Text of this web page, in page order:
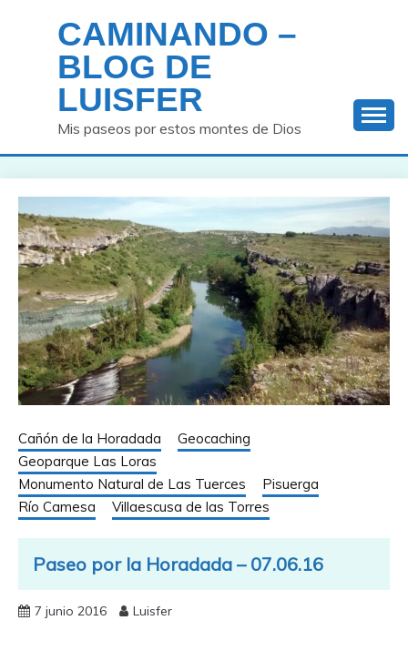
contenido
CAMINANDO –
BLOG DE
LUISFER
Mis paseos por estos montes de Dios
Cañón de la Horadada
Geocaching
Geoparque Las Loras
Monumento Natural de Las Tuerces
Pisuerga
Río Camesa
Villaescusa de las Torres
Paseo por la Horadada – 07.06.16
7 junio 2016 Luisfer